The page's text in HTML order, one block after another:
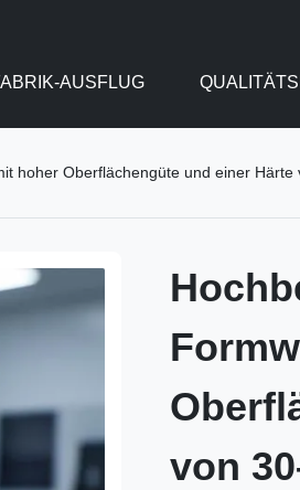
AUSFLUG
hoher Oberflächengüte und einer
von